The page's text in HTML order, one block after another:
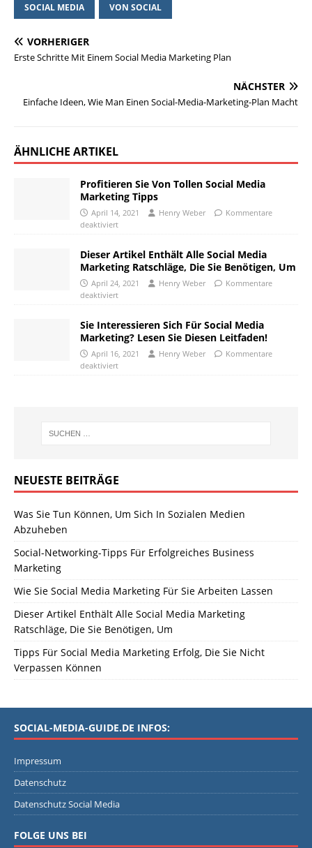
SOCIAL MEDIA VON SOCIAL
VORHERIGER
Erste Schritte Mit Einem Social Media Marketing Plan
NÄCHSTER
Einfache Ideen, Wie Man Einen Social-Media-Marketing-Plan Macht
ÄHNLICHE ARTIKEL
Profitieren Sie Von Tollen Social Media
Marketing Tipps
April 14, 2021 Henry Weber
Kommentare
deaktiviert
Dieser Artikel Enthält Alle Social Media
Marketing Ratschläge, Die Sie Benötigen, Um
April 24, 2021 Henry Weber
Kommentare
deaktiviert
Sie Interessieren Sich Für Social Media
Marketing? Lesen Sie Diesen Leitfaden!
April 16, 2021 Henry Weber
Kommentare
deaktiviert
NEUESTE BEITRÄGE
Was Sie Tun Können, Um Sich In Sozialen Medien
Abzuheben
Social-Networking-Tipps Für Erfolgreiches Business
Marketing
Wie Sie Social Media Marketing Für Sie Arbeiten Lassen
Dieser Artikel Enthält Alle Social Media Marketing
Ratschläge, Die Sie Benötigen, Um
Tipps Für Social Media Marketing Erfolg, Die Sie Nicht
Verpassen Können
SOCIAL-MEDIA-GUIDE.DE INFOS:
Impressum
Datenschutz
Datenschutz Social Media
FOLGE UNS BEI